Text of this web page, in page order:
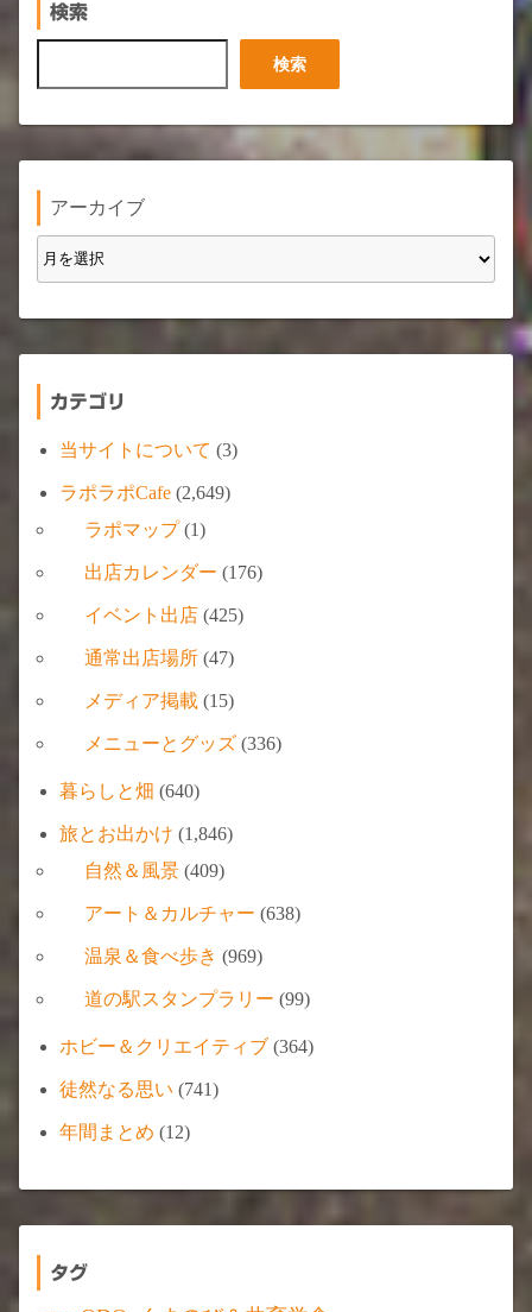
検索
索
検索
アーカイブ
カテゴリ
当サイトについて (3)
ラポラポCafe (2,649)
ラポマップ(1)
出店カレンダー (176)
イベント出店 (425)
通常出店場所 (47)
メディア掲載 (15)
メニューとグッズ (336)
暮らしと畑 (640)
旅とお出かけ (1,846)
自然＆風景 (409)
アート＆カルチャー (638)
温泉＆食べ歩き (969)
道の駅スタンプラリー (99)
ホビー＆クリエイティブ (364)
徒然なる思い (741)
年間まとめ (12)
タグ